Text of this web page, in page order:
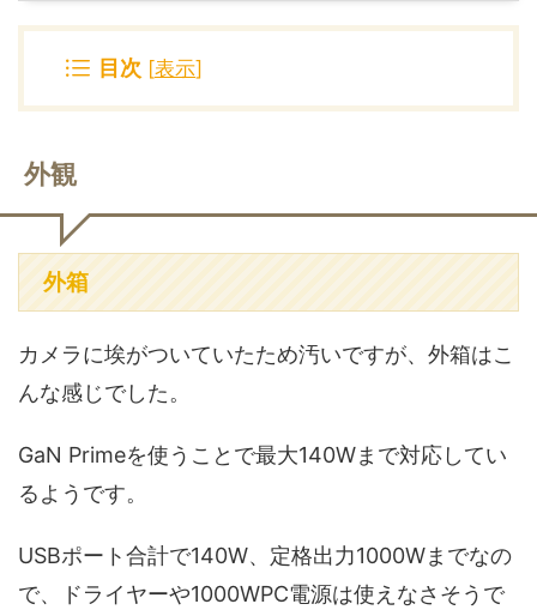
目次 [表示]
外観
外箱
カメラに埃がついていたため汚いですが、外箱はこ
んな感じでした。
GaN Primeを使うことで最大140Wまで対応してい
るようです。
USBポート合計で140W、定格出力1000Wまでなの
で、ドライヤーや1000WPC電源は使えなさそうで